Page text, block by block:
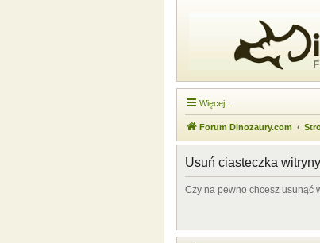
Więcej…
Forum Dinozaury.com
Usuń ciasteczka witryny
Czy na pewno chcesz usunąć